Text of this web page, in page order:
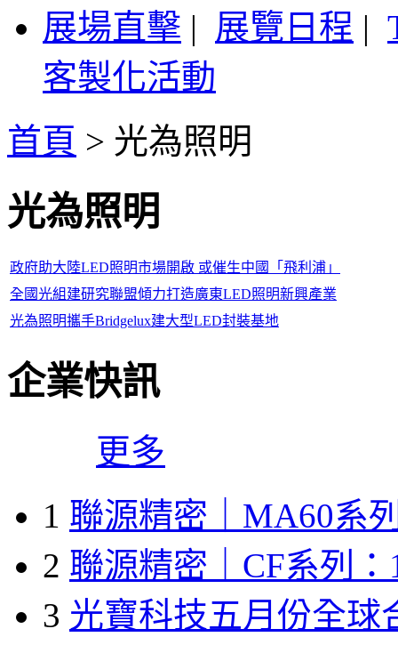
展場直擊 | 展覽日程 |
客製化活動
首頁 > 光為照明
光為照明
政府助大陸LED照明市場開啟 或催生中國「飛利浦」
全國光組建研究聯盟傾力打造廣東LED照明新興產業
光為照明攜手Bridgelux建大型LED封裝基地
企業快訊
更多
1 聯源精密｜MA60系
2 聯源精密｜CF系列：
3 光寶科技五月份全球